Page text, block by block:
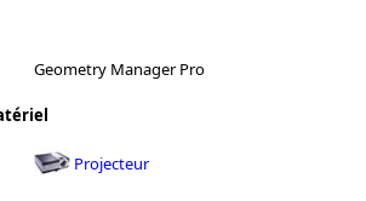
Geometry Manager Pro
Projecteur